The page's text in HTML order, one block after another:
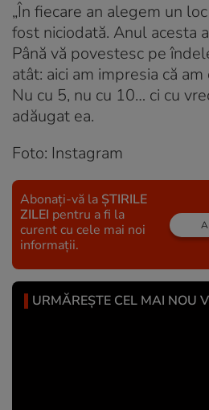
„În fiecare an alegem un
fost niciodată. Anul acesta
Până vă povestesc pe
atât: aici am impresia că
Nu cu 5, nu cu 10… ci cu
adăugat ea.
Foto: Instagram
Abonați-vă la ȘTIRILE
ZILEI pentru a fi la
curent cu cele mai noi
informații.
URMĂREȘTE CEL MAI NOU